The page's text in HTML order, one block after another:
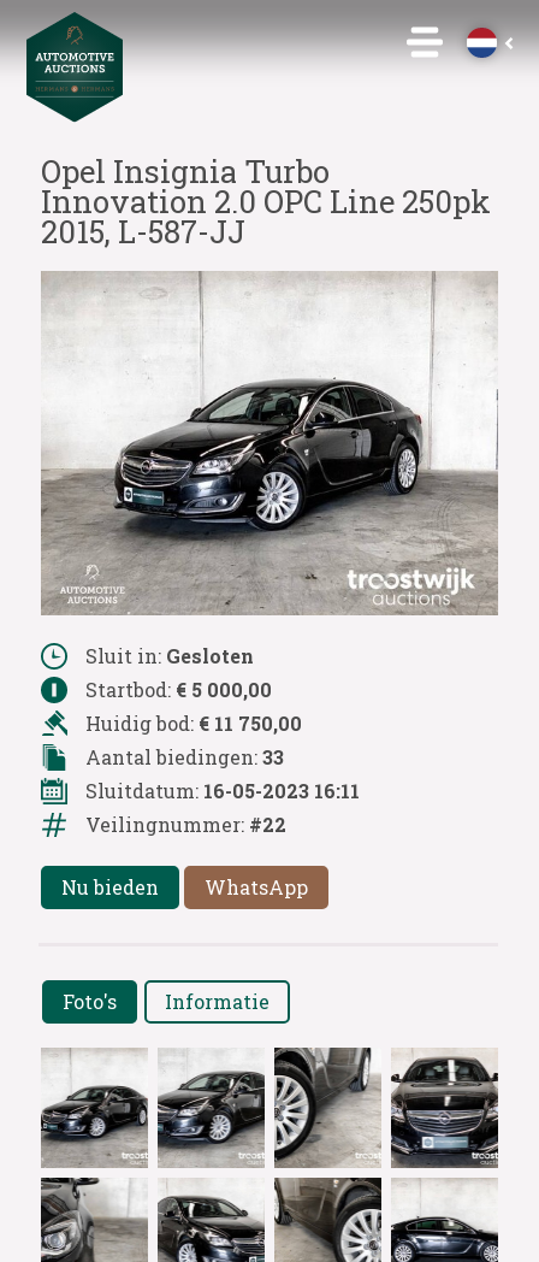
Opel Insignia Turbo
Innovation 2.0 OPC Line 250pk
2015, L-587-JJ
Sluit in: Gesloten
Startbod: € 5 000,00
Huidig bod: € 11 750,00
Aantal biedingen:33
Sluitdatum: 16-05-2023 16:11
Veilingnummer: #22
Nu bieden WhatsApp
Foto's Informatie